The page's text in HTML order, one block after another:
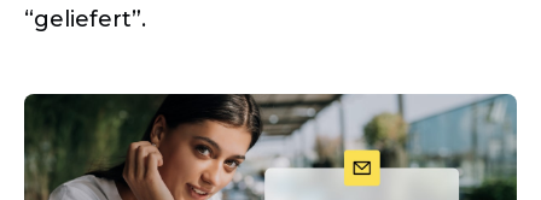
“geliefert”.